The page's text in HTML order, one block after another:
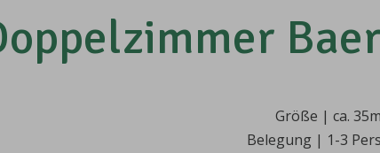
Größe | ca.
Belegung | 1-3